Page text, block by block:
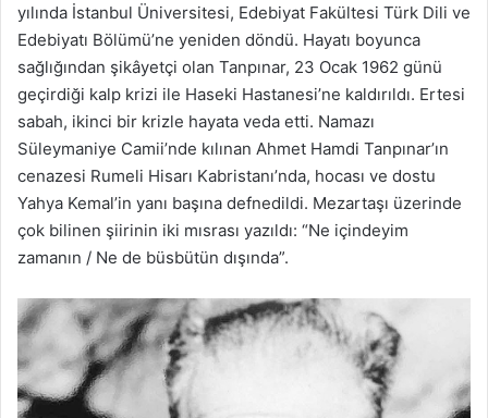
yılında İstanbul Üniversitesi, Edebiyat Fakültesi Türk Dili ve
Edebiyatı Bölümü’ne yeniden döndü. Hayatı boyunca
sağlığından şikâyetçi olan Tanpınar, 23 Ocak 1962 günü
geçirdiği kalp krizi ile Haseki Hastanesi’ne kaldırıldı. Ertesi
sabah, ikinci bir krizle hayata veda etti. Namazı
Süleymaniye Camii’nde kılınan Ahmet Hamdi Tanpınar’ın
cenazesi Rumeli Hisarı Kabristanı’nda, hocası ve dostu
Yahya Kemal’in yanı başına defnedildi. Mezartaşı üzerinde
çok bilinen şiirinin iki mısrası yazıldı: “Ne içindeyim
zamanın / Ne de büsbütün dışında”.